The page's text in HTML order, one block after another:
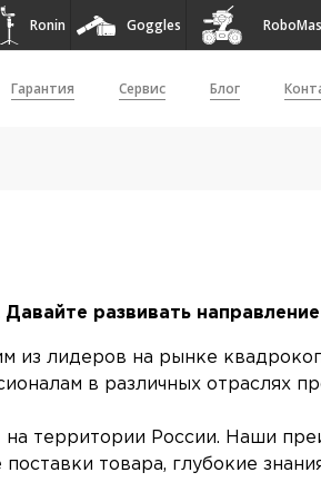
Ronin Goggles
Гарантия Сервис Блог
развивать
из лидеров на рынке
в различных отраслях
территории России. Наши
товара, глубокие